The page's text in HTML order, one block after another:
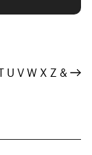
U V W X Z &